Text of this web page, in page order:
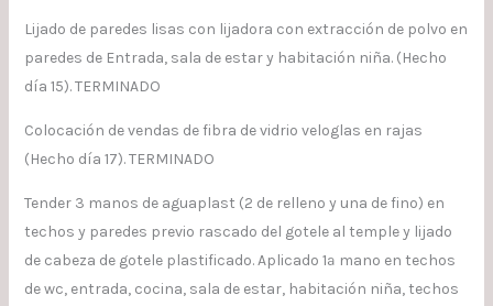
Lijado de paredes lisas con lijadora con extracción de polvo en
paredes de Entrada, sala de estar y habitación niña. (Hecho
día 15). TERMINADO
Colocación de vendas de fibra de vidrio veloglas en rajas
(Hecho día 17). TERMINADO
Tender 3 manos de aguaplast (2 de relleno y una de fino) en
techos y paredes previo rascado del gotele al temple y lijado
de cabeza de gotele plastificado. Aplicado 1ª mano en techos
de wc, entrada, cocina, sala de estar, habitación niña, techos